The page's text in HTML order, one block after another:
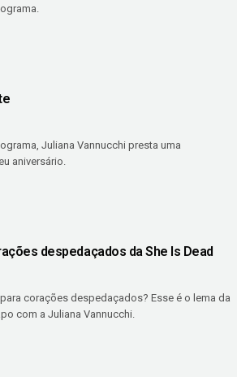
Juliana Vannucchi presta uma
aniversário.
despedaçados da She Is Dead
corações despedaçados? Esse é o lema da
com a Juliana Vannucchi.